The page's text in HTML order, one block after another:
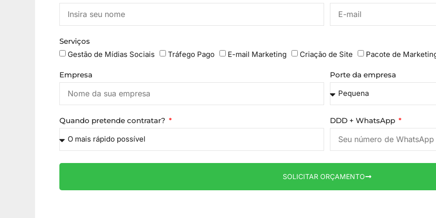
Serviços
Gestão de Mídias Sociais
Tráfego Pago E-mail Marketing Criação de Site Pacote de
Empresa Porte da empresa
Quando pretende contratar? DDD + WhatsApp
SOLICITAR ORÇAMENTO